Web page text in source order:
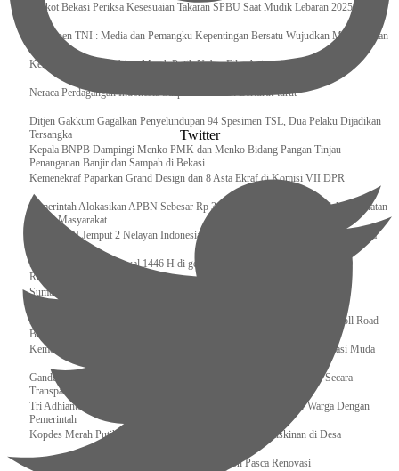
Walkot Bekasi Periksa Kesesuaian Takaran SPBU Saat Mudik Lebaran 2025
Kapuspen TNI : Media dan Pemangku Kepentingan Bersatu Wujudkan Mudik Aman
Kemenekraf Ajak Kabinet Merah Putih Nobar Film Animasi Jumbo
Neraca Perdagangan Indonesia Surplus 58 Bulan Berturut-turut
Ditjen Gakkum Gagalkan Penyelundupan 94 Spesimen TSL, Dua Pelaku Dijadikan
Tersangka
Kepala BNPB Dampingi Menko PMK dan Menko Bidang Pangan Tinjau
Penanganan Banjir dan Sampah di Bekasi
Kemenekraf Paparkan Grand Design dan 8 Asta Ekraf di Komisi VII DPR
Pemerintah Alokasikan APBN Sebesar Rp 3,4 Triliun untuk Program Cek Kesehatan
Gratis Masyarakat
Bakamla RI Jemput 2 Nelayan Indonesia di Perbatasan Terluar Indonesia Malaysia
Sidang Isbat Awal Syawal 1446 H di gelar oleh Kementerian Agama pada 29
Ramadan
Sumber Daya Adalah Tantangan Penanganan Darurat Bencana di Daerah
Dukung Kelancaran Lalu Lintas Libur Idul Fitri 1446h / 2025m, Waskita Toll Road
Berlakukan Diskon Tarif Sebesar 20%
Kemenekraf – Kemeninves Perkuat Sinergi Demi Lapangan Kerja Generasi Muda
Gandeng KPK , Gus Ipul Memastikan Penyaluran Bansos Dilakukan Secara
Transparan dan Tepat Sasaran
Tri Adhianto Katakan : Tarling Sebagai Sarana Komunikasi Antar Warga Dengan
Pemerintah
Kopdes Merah Putih Instrumen Penting Pengentasan Kemiskinan di Desa
Presiden, Prabowo Subianto Resmikan 17 Stadion Pasca Renovasi
Twitter